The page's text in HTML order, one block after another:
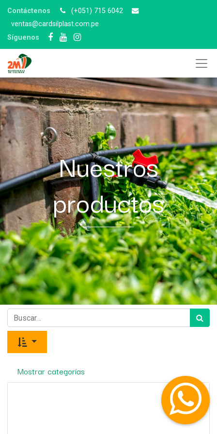
Contáctenos
(+051) 715 6042
ventas@cardsilplast.com.pe
Síguenos
Nuestros
productos
Mostrar categorías